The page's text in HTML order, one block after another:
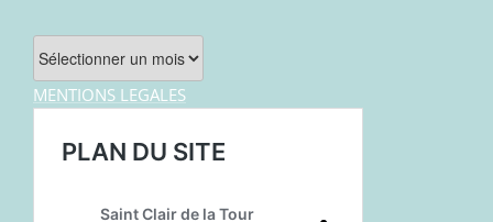
Archives
MENTIONS LEGALES